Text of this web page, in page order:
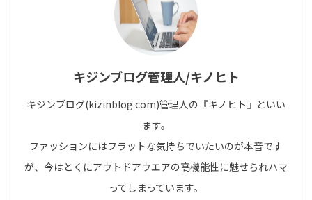
キジンブログ管理人/キノヒト
キジンブログ(kizinblog.com)管理人の『キノヒト』といい
ます。
ファッションにはフラットな気持ちでいたいのが本音です
が、今はとくにアウトドアウエアの高機能性に魅せられハマ
ってしまっています。